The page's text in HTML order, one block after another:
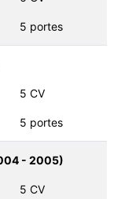
5 portes
5 CV
5 portes
- 2005)
5 CV